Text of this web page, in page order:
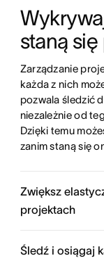
staną
Zarządzanie
każda z nich
pozwala śledzić
niezależnie od
Dzięki temu
zanim staną się
Zwiększ
projektach
najbardziej Ci
Śledź i osiągaj